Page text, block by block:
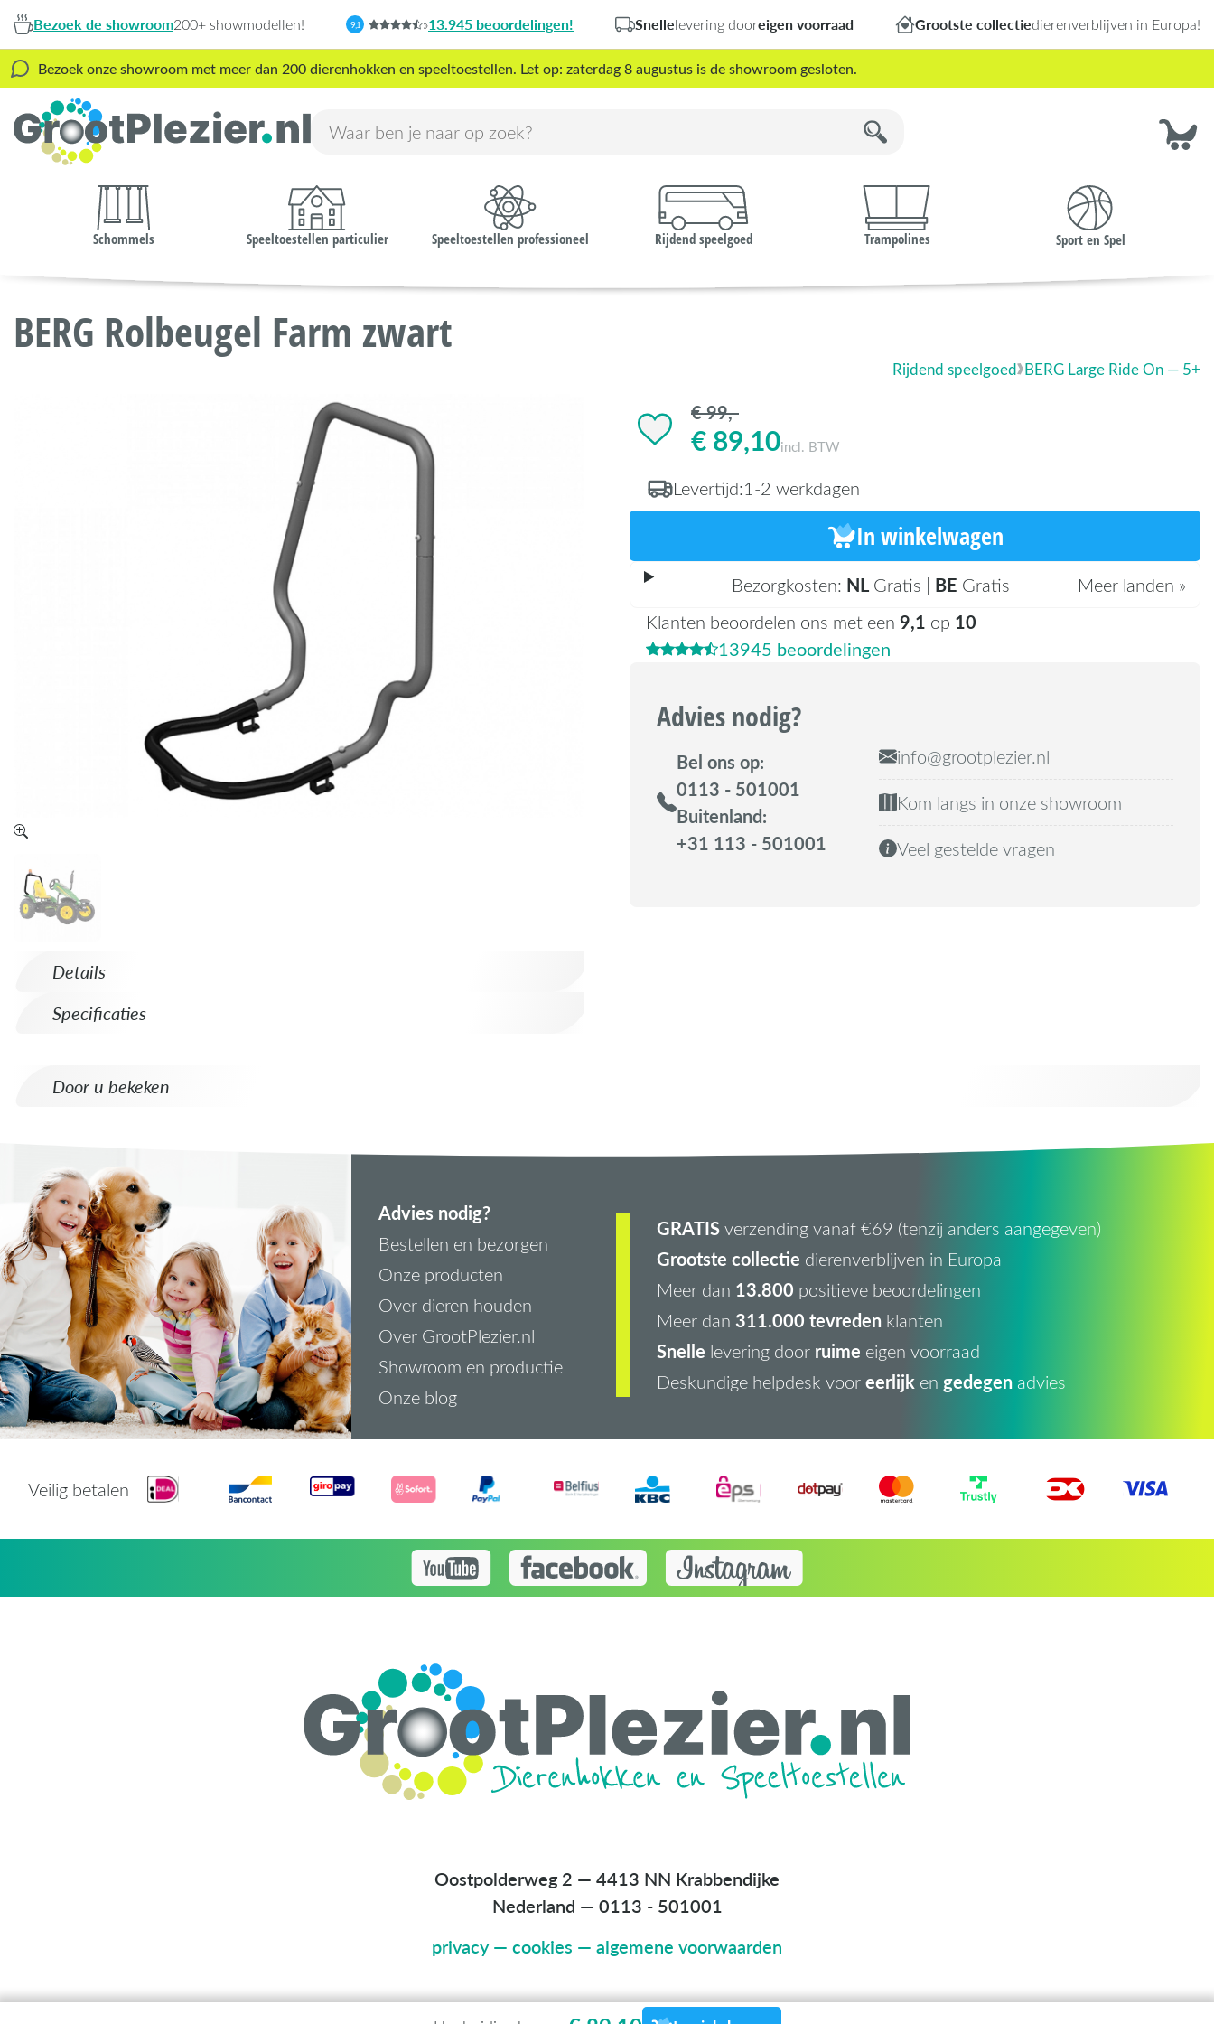
Bezoek de showroom200+ showmodellen! 9,1 »13.945 beoordelingen! Snellelevering dooreigen voorraad Grootste collectiedierenverblijven in Europa!
Bezoek onze showroom met meer dan 200 dierenhokken en speeltoestellen. Let op: zaterdag 8 augustus is de showroom gesloten.
Schommels Speeltoestellen particulier Speeltoestellen professioneel Rijdend speelgoed Trampolines Sport en Spel
BERG Rolbeugel Farm zwart
Rijdend speelgoed BERG Large Ride On — 5+
Details
Specificaties
€ 99,-
€ 89,10incl. BTW
Levertijd:1-2 werkdagen
In winkelwagen
Bezorgkosten: NLGratis | BE Gratis
Meer landen »
Klanten beoordelen ons met een 9,1 op 10
13945 beoordelingen
Advies nodig?
Bel ons op:
0113 - 501001
Buitenland:
+31 113 - 501001
info@grootplezier.nl
Kom langs in onze showroom
Veel gestelde vragen
Door u bekeken
Advies nodig?
Bestellen en bezorgen
Onze producten
Over dieren houden
Over GrootPlezier.nl
Showroom en productie
Onze blog
GRATISverzending vanaf €69 (tenzij anders aangegeven)
Grootste collectie dierenverblijven in Europa
Meer dan 13.800 positieve beoordelingen
Meer dan 311.000 tevredenklanten
Snelle levering door ruime eigen voorraad
Deskundige helpdesk vooreerlijken gedegenadvies
Veilig betalen
Oostpolderweg 2 — 4413 NN Krabbendijke
Nederland — 0113 - 501001
privacy— cookies — algemene voorwaarden